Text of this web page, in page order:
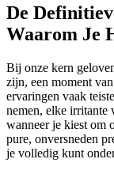
De
Waarom Je
Bij onze kern
zijn, een moment
ervaringen vaak
nemen, elke irritante
wanneer je kiest om
pure, onversneden
je volledig kunt